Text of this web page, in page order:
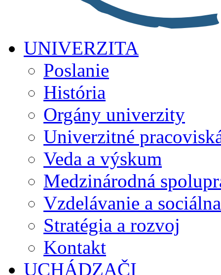
UNIVERZITA
Poslanie
História
Orgány univerzity
Univerzitné
Veda a výskum
Medzinárodná
Vzdelávanie a
Stratégia a rozvoj
Kontakt
UCHÁDZAČI